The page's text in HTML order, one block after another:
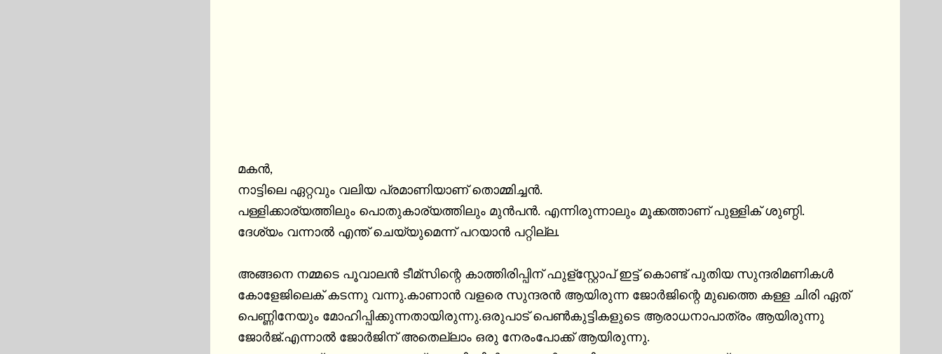
മകൻ,
നാട്ടിലെ ഏറ്റവും വലിയ പ്രമാണിയാണ് തൊമ്മിച്ചൻ.
പള്ളിക്കാര്യത്തിലും പൊതുകാര്യത്തിലും മുൻപന്‍. എന്നിരുന്നാലും മൂക്കത്താണ് പുള്ളിക് ശുണ്ഠി.
ദേശ്യം വന്നാൽ എന്ത് ചെയ്യുമെന്ന് പറയാൻ പറ്റില്ല.
അങ്ങനെ നമ്മടെ പൂവാലൻ ടീമ്സിന്റെ കാത്തിരിപ്പിന് ഫുള്സ്റ്റോപ് ഇട്ട് കൊണ്ട് പുതിയ സുന്ദരിമണികൾ
കോളേജിലെക് കടന്നു വന്നു.കാണാൻ വളരെ സുന്ദരൻ ആയിരുന്ന ജോർജിന്റെ മുഖത്തെ കള്ള ചിരി ഏത്
പെണ്ണിനേയും മോഹിപ്പിക്കുന്നതായിരുന്നു.ഒരുപാട് പെൺകുട്ടികളുടെ ആരാധനാപാത്രം ആയിരുന്നു
ജോർജ്.എന്നാൽ ജോർജിന് അതെല്ലാം ഒരു നേരംപോക്ക് ആയിരുന്നു.